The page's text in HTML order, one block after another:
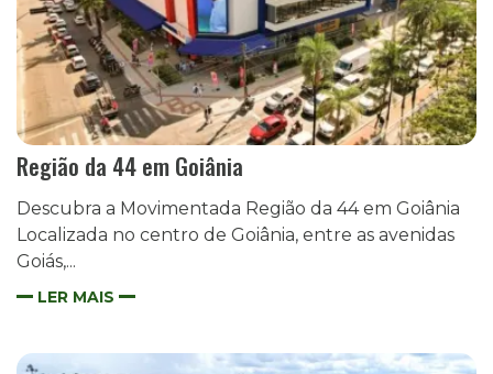
Região da 44 em Goiânia
Descubra a Movimentada Região da 44 em Goiânia
Localizada no centro de Goiânia, entre as avenidas
Goiás,...
LER MAIS